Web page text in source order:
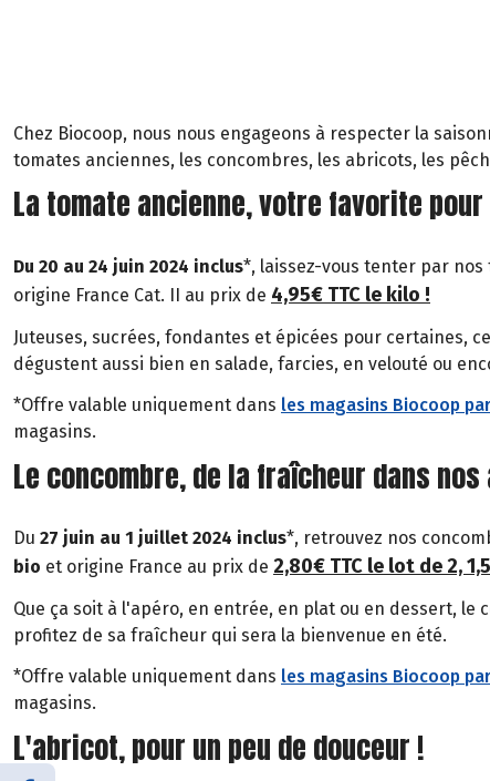
Chez Biocoop, nous nous engageons à respecter la
tomates anciennes, les concombres, les abricots, les
La tomate ancienne, votre favorite
Du 20 au 24 juin 2024 inclus*, laissez-vous tenter par
origine France Cat. II au prix de 4,95€ TTC le kilo !
Juteuses, sucrées, fondantes et épicées pour certaines,
dégustent aussi bien en salade, farcies, en velouté ou
*Offre valable uniquement dans les magasins Biocoop
magasins.
Le concombre, de la fraîcheur dans
Du 27 juin au 1 juillet 2024 inclus*, retrouvez nos
bio et origine France au prix de 2,80€ TTC le lot de 2,
Que ça soit à l'apéro, en entrée, en plat ou en dessert, le
profitez de sa fraîcheur qui sera la bienvenue en été.
*Offre valable uniquement dans les magasins Biocoop
magasins.
L'abricot, pour un peu de douceur !